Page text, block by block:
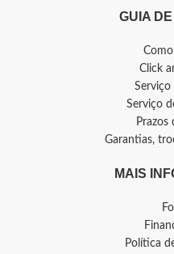
GUIA
Click
Serviço
Serviço
Prazos
Garantias,
MAIS
Política